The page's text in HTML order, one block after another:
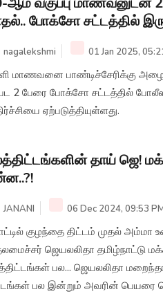
போக்சோ சட்டத்தில்
nagalekshmi 01 Jan 2025,
மாணவனை பாண்டிச்சேரிக்கு
2 பேரை போக்சோ சட்டத்தில்
ஏற்படுத்தியுள்ளது.
தாய் ஜெ!
JANANI 06 Dec 2024, 09:53
குழந்தை திட்டம் முதல்
ஜெயலலிதா தமிழ்நாட்டு
பல... ஜெயலலிதா
பல இன்றும் அவரின் பெயரை